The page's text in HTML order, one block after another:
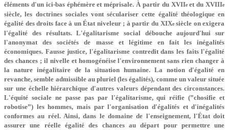
éléments d'un ici-bas éphémère et méprisale. À partir du XVIIeet du XVIIIe
siècle, les doctrines sociales vont séculariser cette égalité théologique en
égalité des droits face à un État niveleur ; à partir du XIXesiècle on exigera
l'égalité des résultats. L'égalitarisme social débouche aujourd'hui sur
l'anonymat des sociétés de masse et légitime en fait les inégalités
économiques. Fausse justice, l'égalitarisme contredit dans les faits l'égalité
des chances ; il nivelle et homogénéise l'environnement sans rien changer à
la nature inégalitaire de la situation humaine. La notion d'égalité en
revanche, semble admissible au pluriel (les égalités), comme un valeur située
sur une échelle hiérarchique d'autres valeurs dépendant des circonstances.
L'équité sociale ne passe pas par l'égalitarisme, qui réifie (”chosifie et
robotise”) les hommes, mais par l'organisation d'égalités et d'inégalités
conformes au réel. Ainsi, dans le domaine de l'enseignement, l'État doit
assurer une réelle égalité des chances au départ pour permettre une